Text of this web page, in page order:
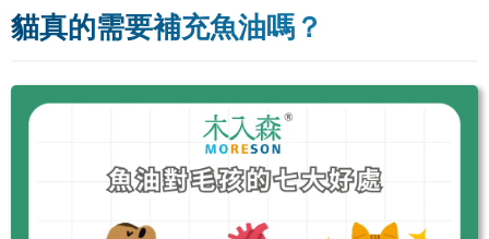
貓真的需要補充魚油嗎？